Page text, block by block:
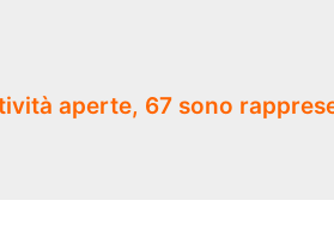
aperte, 67 sono